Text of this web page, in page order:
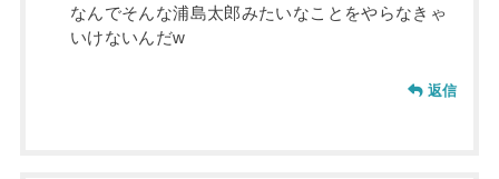
なんでそんな浦島太郎みたいなことをやらなきゃ
いけないんだw
返信